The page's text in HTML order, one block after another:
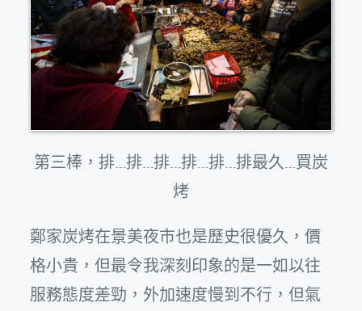
第三棒，排…排…排…排…排…排最久…買炭
烤
鄭家炭烤在景美夜市也是歷史很優久，價
格小貴，但最令我深刻印象的是一如以往
服務態度差勁，外加速度慢到不行，但氣